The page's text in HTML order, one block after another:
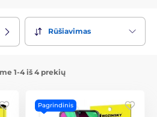
Rūšiavimas
1-4 iš 4 prekių
Pagrindinis